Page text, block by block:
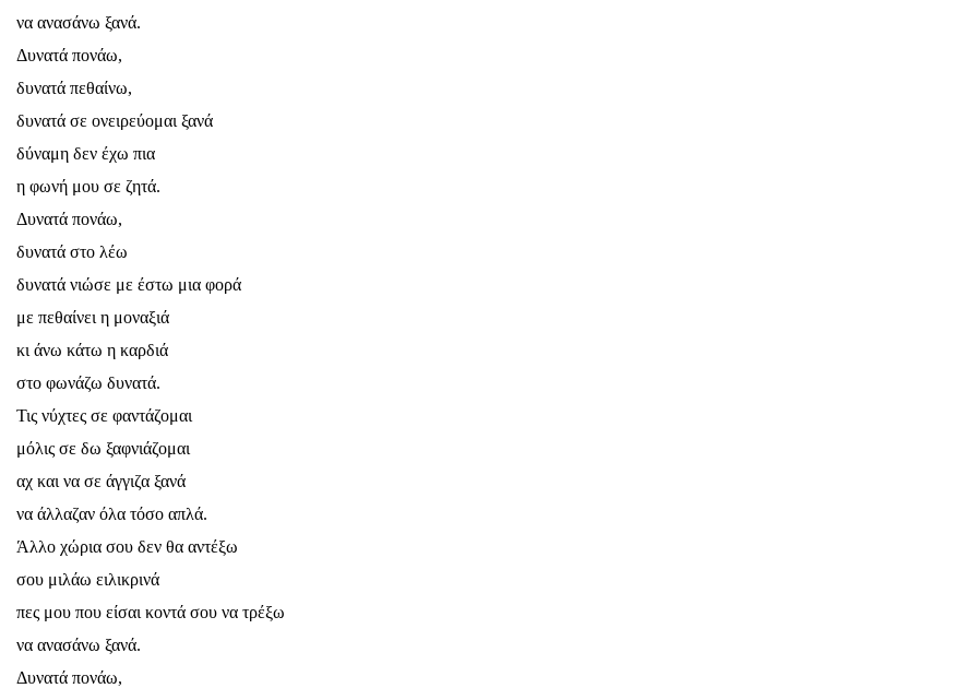
να ανασάνω ξανά.
Δυνατά πονάω,
δυνατά πεθαίνω,
δυνατά σε ονειρεύομαι ξανά
δύναμη δεν έχω πια
η φωνή μου σε ζητά.
Δυνατά πονάω,
δυνατά στο λέω
δυνατά νιώσε με έστω μια φορά
με πεθαίνει η μοναξιά
κι άνω κάτω η καρδιά
στο φωνάζω δυνατά.
Τις νύχτες σε φαντάζομαι
μόλις σε δω ξαφνιάζομαι
αχ και να σε άγγιζα ξανά
να άλλαζαν όλα τόσο απλά.
Άλλο χώρια σου δεν θα αντέξω
σου μιλάω ειλικρινά
πες μου που είσαι κοντά σου να τρέξω
να ανασάνω ξανά.
Δυνατά πονάω,